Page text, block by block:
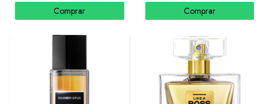
Comprar Comprar